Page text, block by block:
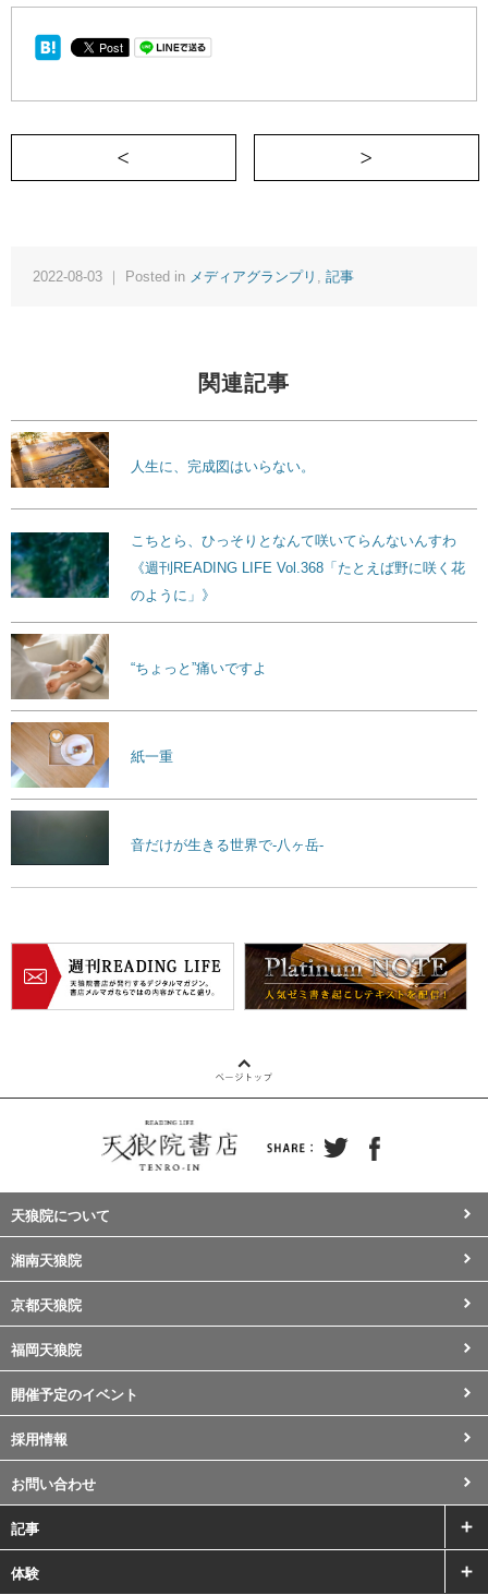
＜ 飛行機で偶然隣の席に座った人と恋に
2022-08-03 ｜ Posted in メディアグランプリ 記事
関連記事
人生に、完成図はいらない。
こちとら、ひっそりとなんて咲いてらんないんすわ
《週刊READING LIFE Vol.368「たとえば野に咲く花
のように」》
“ちょっと”痛いですよ
紙一重
音だけが生きる世界で-八ヶ岳-
天狼院について
湘南天狼院
京都天狼院
福岡天狼院
開催予定のイベント
採用情報
お問い合わせ
記事
体験